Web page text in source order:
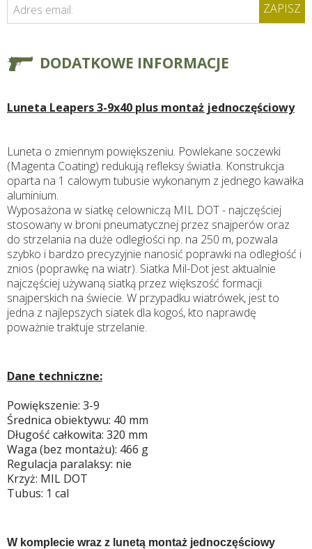
Adres email: ZAPISZ
DODATKOWE INFORMACJE
Luneta Leapers 3-9x40 plus montaż jednoczęściowy
Luneta o zmiennym powiększeniu. Powlekane soczewki
(Magenta Coating) redukują refleksy światła. Konstrukcja
oparta na 1 calowym tubusie wykonanym z jednego kawałka
aluminium.
Wyposażona w siatkę celowniczą MIL DOT - najczęściej
stosowany w broni pneumatycznej przez snajperów oraz
do strzelania na duże odległości np. na 250 m, pozwala
szybko i bardzo precyzyjnie nanosić poprawki na odległość i
znios (poprawkę na wiatr). Siatka Mil-Dot jest aktualnie
najczęściej używaną siatką przez większość formacji
snajperskich na świecie. W przypadku wiatrówek, jest to
jedna z najlepszych siatek dla kogoś, kto naprawdę
poważnie traktuje strzelanie.
Dane techniczne:
Powiększenie: 3-9
Średnica obiektywu: 40 mm
Długość całkowita: 320 mm
Waga (bez montażu): 466 g
Regulacja paralaksy: nie
Krzyż: MIL DOT
Tubus: 1 cal
W komplecie wraz z lunetą montaż jednoczęściowy